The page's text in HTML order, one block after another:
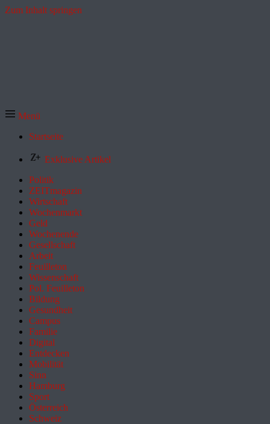
Zum Inhalt springen
Menü
Startseite
Exklusive Artikel
Politik
ZEITmagazin
Wirtschaft
Wochenmarkt
Geld
Wochenende
Gesellschaft
Arbeit
Feuilleton
Wissenschaft
Pol. Feuilleton
Bildung
Gesundheit
Campus
Familie
Digital
Entdecken
Mobilität
Sinn
Hamburg
Sport
Österreich
Schweiz